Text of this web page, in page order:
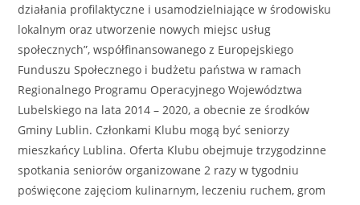
działania profilaktyczne i usamodzielniające w środowisku
lokalnym oraz utworzenie nowych miejsc usług
społecznych”, współfinansowanego z Europejskiego
Funduszu Społecznego i budżetu państwa w ramach
Regionalnego Programu Operacyjnego Województwa
Lubelskiego na lata 2014 – 2020, a obecnie ze środków
Gminy Lublin. Członkami Klubu mogą być seniorzy
mieszkańcy Lublina. Oferta Klubu obejmuje trzygodzinne
spotkania seniorów organizowane 2 razy w tygodniu
poświęcone zajęciom kulinarnym, leczeniu ruchem, grom